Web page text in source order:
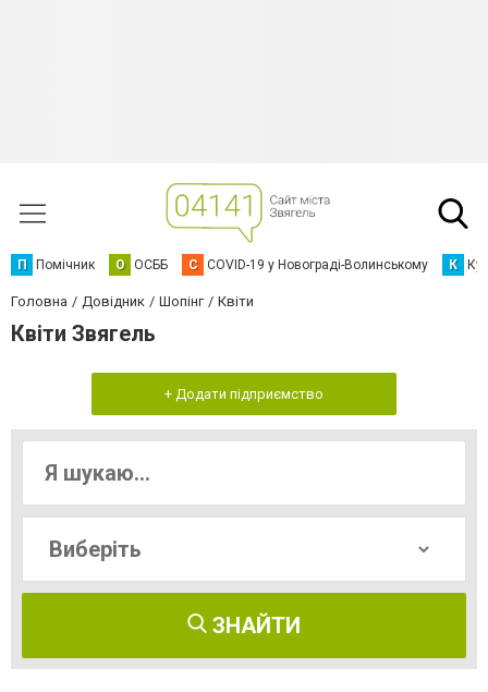
П Помічник О ОСББ C COVID-19 у Новограді-Волинському К
Головна Довідник Шопінг Квіти
Квіти Звягель
+ Додати підприємство
ЗНАЙТИ